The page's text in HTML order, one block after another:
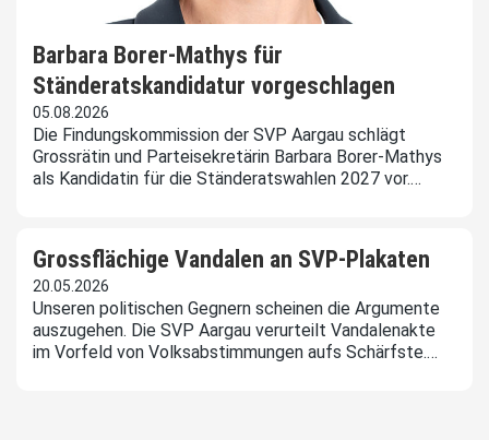
Barbara Borer-Mathys für
Ständeratskandidatur vorgeschlagen
05.08.2026
Die Findungskommission der SVP Aargau schlägt
Grossrätin und Parteisekretärin Barbara Borer-Mathys
als Kandidatin für die Ständeratswahlen 2027 vor.…
Grossflächige Vandalen an SVP-Plakaten
20.05.2026
Unseren politischen Gegnern scheinen die Argumente
auszugehen. Die SVP Aargau verurteilt Vandalenakte
im Vorfeld von Volksabstimmungen aufs Schärfste.…